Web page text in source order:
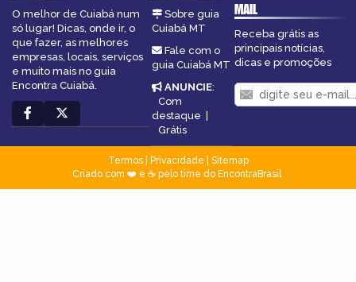
O melhor de Cuiabá num
só lugar! Dicas, onde ir, o
que fazer, as melhores
empresas, locais, serviços
e muito mais no guia
Encontra Cuiabá.
Sobre guia
Cuiabá MT
Fale com o
guia Cuiabá MT
ANUNCIE:
Com
destaque
Grátis
MAIL
Receba grátis as
principais notícias,
dicas e promoções
Termos| Privacidade
Sitemap
Criado com ❤️ e ☕ pelo time do EncontraBrasil